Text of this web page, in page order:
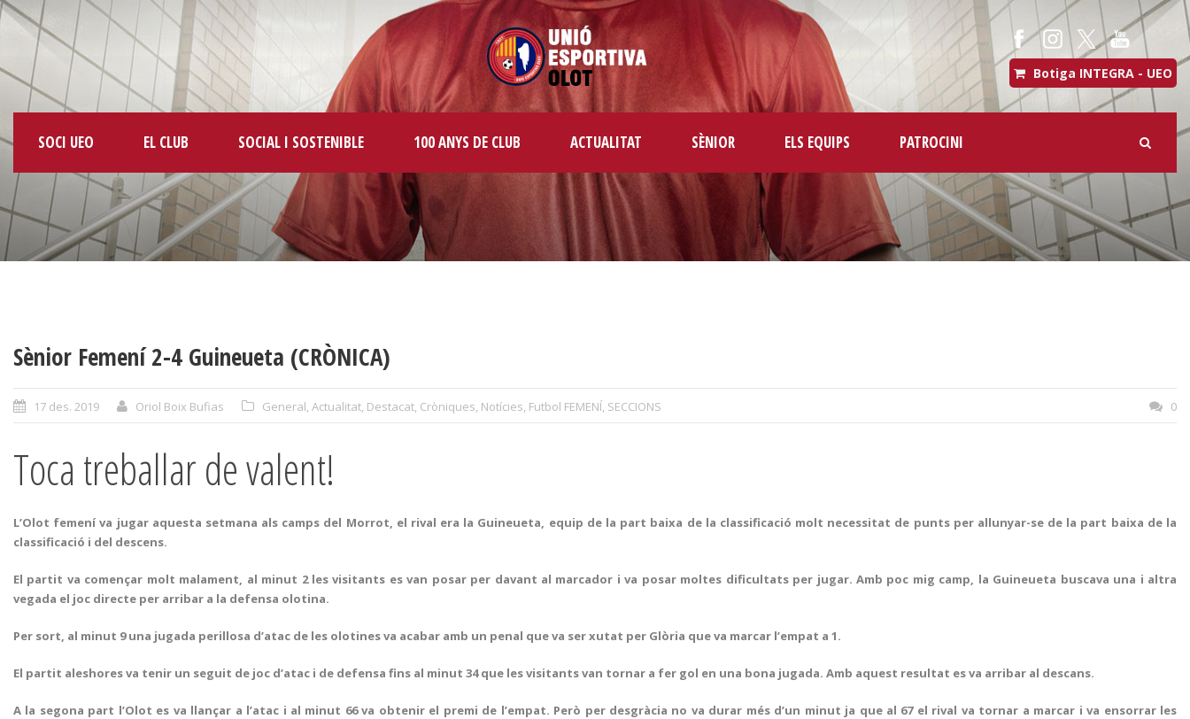
Botiga INTEGRA - UEO
SOCI UEO EL CLUB SOCIAL I SOSTENIBLE 100 ANYS DE CLUB ACTUALITAT SÈNIOR ELS EQUIPS PATROCINI
Sènior Femení 2-4 Guineueta (CRÒNICA)
17 des. 2019 Oriol Boix Bufias General Actualitat Destacat Cròniques Notícies Futbol FEMENÍ SECCIONS 0
Toca treballar de valent!
L’Olot femení va jugar aquesta setmana als camps del Morrot, el rival era la Guineueta, equip de la part baixa de la classificació molt necessitat de punts per allunyar-se de la part baixa de la
classificació i del descens.
El partit va començar molt malament, al minut 2 les visitants es van posar per davant al marcador i va posar moltes dificultats per jugar. Amb poc mig camp, la Guineueta buscava una i altra
vegada el joc directe per arribar a la defensa olotina.
Per sort, al minut 9 una jugada perillosa d’atac de les olotines va acabar amb un penal que va ser xutat per Glòria que va marcar l’empat a 1.
El partit aleshores va tenir un seguit de joc d’atac i de defensa fins al minut 34 que les visitants van tornar a fer gol en una bona jugada. Amb aquest resultat es va arribar al descans.
A la segona part l’Olot es va llançar a l’atac i al minut 66 va obtenir el premi de l’empat. Però per desgràcia no va durar més d’un minut ja que al 67 el rival va tornar a marcar i va ensorrar les